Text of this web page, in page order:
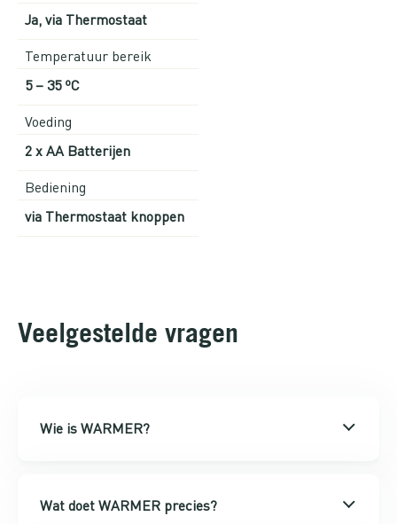
Ja, via Thermostaat
Temperatuur bereik
5 – 35 ºC
Voeding
2 x AA Batterijen
Bediening
via Thermostaat knoppen
Veelgestelde vragen
Wie is WARMER?
Wat doet WARMER precies?